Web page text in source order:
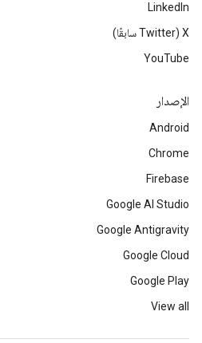
LinkedIn
‫X ‏(Twitter سابقًا)
YouTube
الإصدار
Android
Chrome
Firebase
Google AI Studio
Google Antigravity
Google Cloud
Google Play
View all